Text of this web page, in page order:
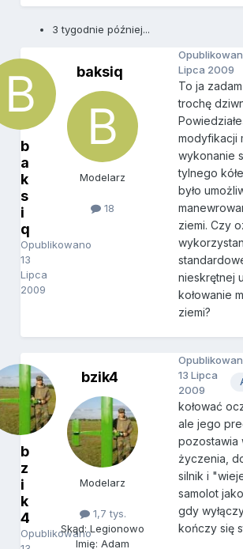
3 tygodnie później...
b
a
k
s
i
q
Opublikowano
13
Lipca
2009
baksiq
Modelarz
18
Lipca 2009
To ja
trochę
modyfikacji
wykonanie
tylnego
było
ziemi. Czy
nieskrętnej
kołowanie
ziemi?
b
z
i
k
4
Opublikowano
bzik4
Modelarz
1,7 tys.
Skąd: Legionowo
Imię: Adam
13 Lipca
2009
kołować
ale jego
pozostawia
życzenia,
silnik i
samolot
gdy
kończy się